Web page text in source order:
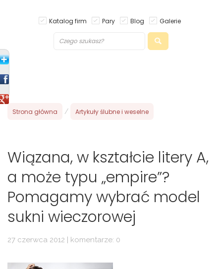
Katalog firm Pary Blog Galerie
Strona główna / Artykuły ślubne i weselne
Wiązana, w kształcie litery A,
a może typu „empire”?
Pomagamy wybrać model
sukni wieczorowej
27 czerwca 2012 | komentarze: 0